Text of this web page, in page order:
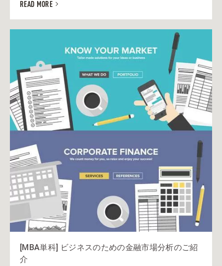
READ MORE
[MBA単科] ビジネスのための金融市場分析のご紹
介